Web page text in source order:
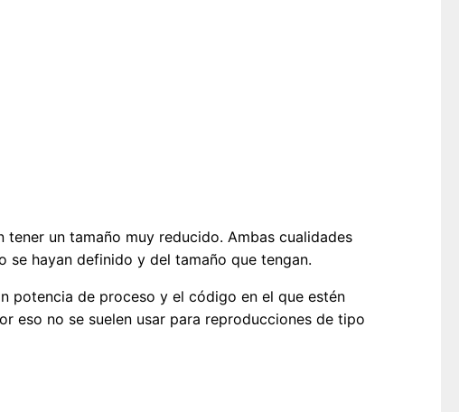
un tamaño muy reducido. Ambas cualidades
se hayan definido y del tamaño que tengan.
potencia de proceso y el código en el que estén
eso no se suelen usar para reproducciones de tipo